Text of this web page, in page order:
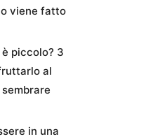
viene fatto
piccolo? 3
al
in una